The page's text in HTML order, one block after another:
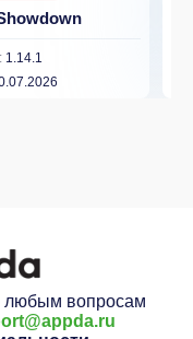
1.14.1
любым вопросам